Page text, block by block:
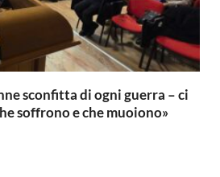
sconfitta di ogni guerra – ci
soffrono e che muoiono»